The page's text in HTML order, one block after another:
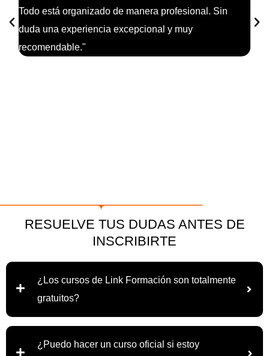
Todo está organizado de manera profesional. Sin
duda una experiencia excepcional y muy
recomendable."
RESUELVE TUS DUDAS ANTES DE
INSCRIBIRTE
¿Los cursos de Link Formación son totalmente
gratuitos?
¿Puedo hacer un curso oficial si estoy